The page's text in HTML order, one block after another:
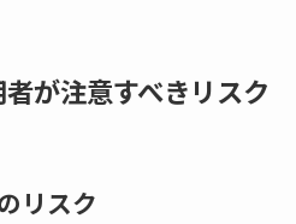
が注意すべきリスク
リスク